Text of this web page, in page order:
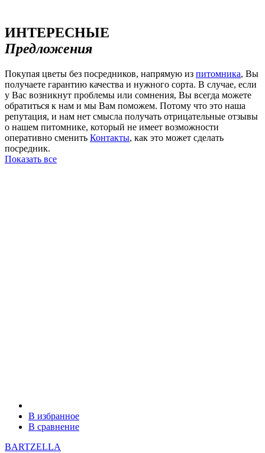
ИНТЕРЕСНЫЕ
Предложения
Покупая цветы без посредников, напрямую из питомника, Вы
получаете гарантию качества и нужного сорта. В случае, если
у Вас возникнут проблемы или сомнения, Вы всегда можете
обратиться к нам и мы Вам поможем. Потому что это наша
репутация, и нам нет смысла получать отрицательные отзывы
о нашем питомнике, который не имеет возможности
оперативно сменить Контакты, как это может сделать
посредник.
Показать все
В избранное
В сравнение
BARTZELLA